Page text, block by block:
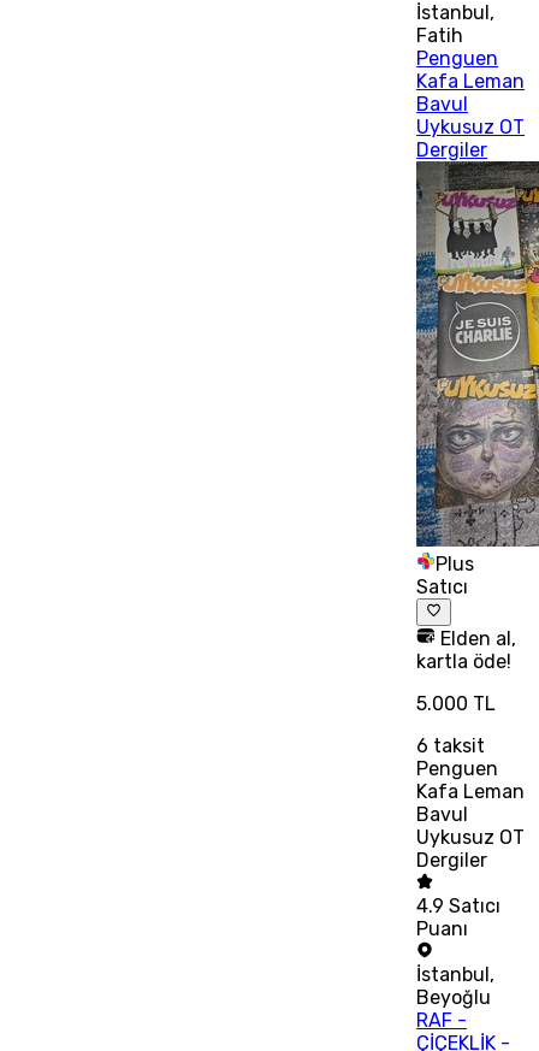
İstanbul ,
Fatih
Penguen
Kafa Leman
Bavul
Uykusuz OT
Dergiler
Plus
Satıcı
Elden al,
kartla öde!
5.000 TL
6 taksit
Penguen
Kafa Leman
Bavul
Uykusuz OT
Dergiler
4.9 Satıcı
Puanı
İstanbul,
Beyoğlu
RAF -
ÇİÇEKLİK -